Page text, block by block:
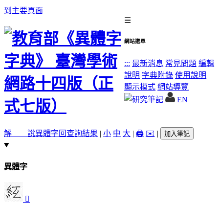
到主要頁面
☰
網站選單
::: 最新消息 常見問題 編輯
說明 字典附錄 使用說明
顯示模式 網站導覽
EN
解 說異體字回查詢結果 | 小 中 大 | 🖨️ ✉️ | 加入筆記
異體字
𥾙